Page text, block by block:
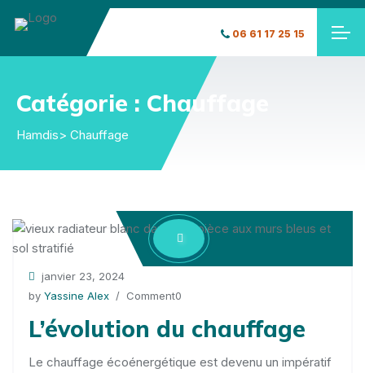
06 61 17 25 15
Catégorie : Chauffage
Hamdis> Chauffage
janvier 23, 2024
by Yassine Alex / Comment0
L’évolution du chauffage
Le chauffage écoénergétique est devenu un impératif